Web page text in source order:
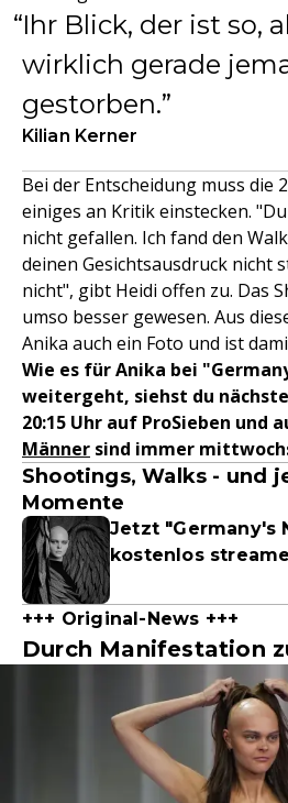
Ihr Blick, der ist so,
wirklich gerade
gestorben.
Kilian Kerner
Bei der Entscheidung muss die
einiges an Kritik einstecken.
nicht gefallen. Ich fand den
deinen Gesichtsausdruck nicht
nicht", gibt Heidi offen zu. Das
umso besser gewesen. Aus
Anika auch ein Foto und ist
Wie es für Anika bei
weitergeht, siehst du
20:15 Uhr auf ProSieben und
Männer sind immer
Shootings, Walks - und
Momente
Jetzt "Germany's
kostenlos
+++ Original-News +++
Durch Manifestation